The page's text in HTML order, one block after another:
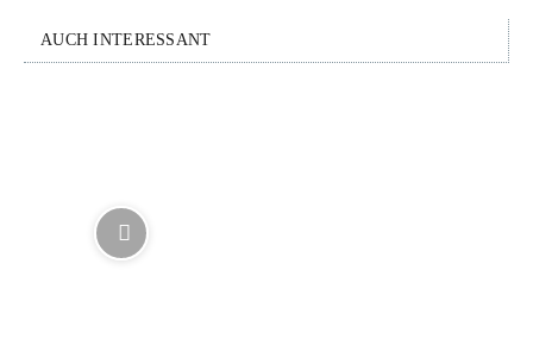
AUCH INTERESSANT